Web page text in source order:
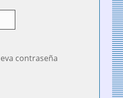
contraseña